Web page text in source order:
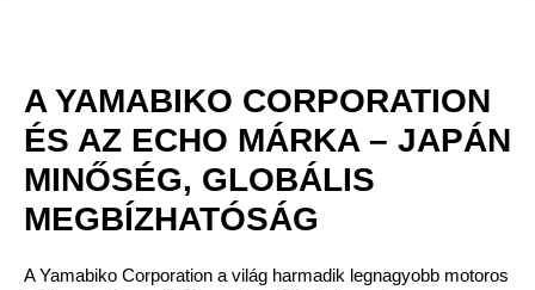
A YAMABIKO CORPORATION
ÉS AZ ECHO MÁRKA – JAPÁN
MINŐSÉG, GLOBÁLIS
MEGBÍZHATÓSÁG
A Yamabiko Corporation a világ harmadik legnagyobb motoros